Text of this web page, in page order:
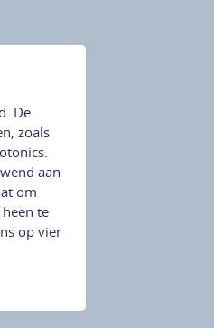
De
zoals
aan
om
te
op vier